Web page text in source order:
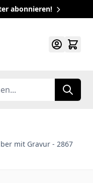
abonnieren!
mit Gravur - 2867